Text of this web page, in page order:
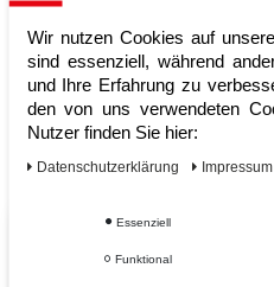
Sofort lieferbar
Kauf auf Rechnung
Wir nutzen Cookies auf
sind essenziell, während
und Ihre Erfahrung zu
den von uns verwendeten
Nutzer finden Sie hier:
Daten­schutz­erklärung Impressum
Essenziell
Funktional